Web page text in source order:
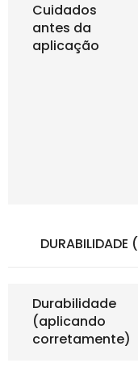
Cuidados
antes da
aplicação
DURABILIDADE
Durabilidade
(aplicando
corretamente)